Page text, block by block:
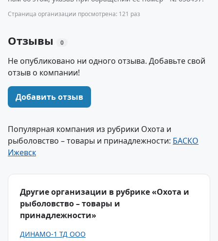
Страница организации просмотрена: 121 раз
Отзывы 0
Не опубликовано ни одного отзыва. Добавьте свой
отзыв о компании!
Добавить отзыв
Популярная компания из рубрики Охота и
рыболовство – товары и принадлежности: БАСКО
Ижевск
Другие организации в рубрике «Охота и
рыболовство – товары и
принадлежности»
ДИНАМО-1 ТД ООО